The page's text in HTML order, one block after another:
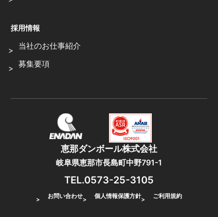
採用情報
当社のお仕事紹介
募集要項
恵那ダンボール株式会社
岐阜県恵那市長島町中野791-1
TEL.0573-25-3105
お問い合わせ 個人情報保護方針 ご利用規約